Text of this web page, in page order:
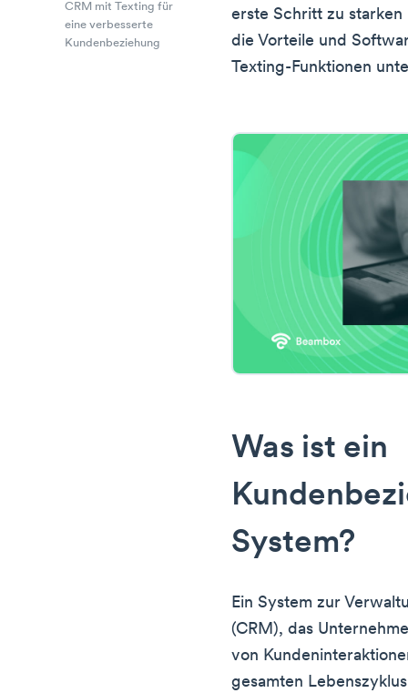
CRM mit Texting für
eine verbesserte
Kundenbeziehung
erste Schritt zu starken
die Vorteile und
Texting-Funktionen
Was ist ein
System?
Ein System zur
(CRM), das
von
gesamten